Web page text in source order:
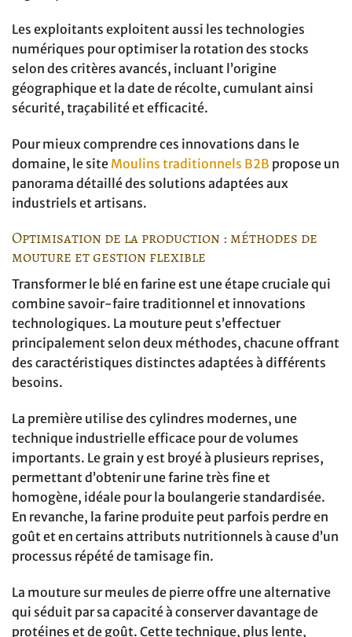
Les exploitants exploitent aussi les technologies
numériques pour optimiser la rotation des stocks
selon des critères avancés, incluant l’origine
géographique et la date de récolte, cumulant ainsi
sécurité, traçabilité et efficacité.
Pour mieux comprendre ces innovations dans le
domaine, le site Moulins traditionnels B2B propose un
panorama détaillé des solutions adaptées aux
industriels et artisans.
Optimisation de la production : méthodes de
mouture et gestion flexible
Transformer le blé en farine est une étape cruciale qui
combine savoir-faire traditionnel et innovations
technologiques. La mouture peut s’effectuer
principalement selon deux méthodes, chacune offrant
des caractéristiques distinctes adaptées à différents
besoins.
La première utilise des cylindres modernes, une
technique industrielle efficace pour de volumes
importants. Le grain y est broyé à plusieurs reprises,
permettant d’obtenir une farine très fine et
homogène, idéale pour la boulangerie standardisée.
En revanche, la farine produite peut parfois perdre en
goût et en certains attributs nutritionnels à cause d’un
processus répété de tamisage fin.
La mouture sur meules de pierre offre une alternative
qui séduit par sa capacité à conserver davantage de
protéines et de goût. Cette technique, plus lente,